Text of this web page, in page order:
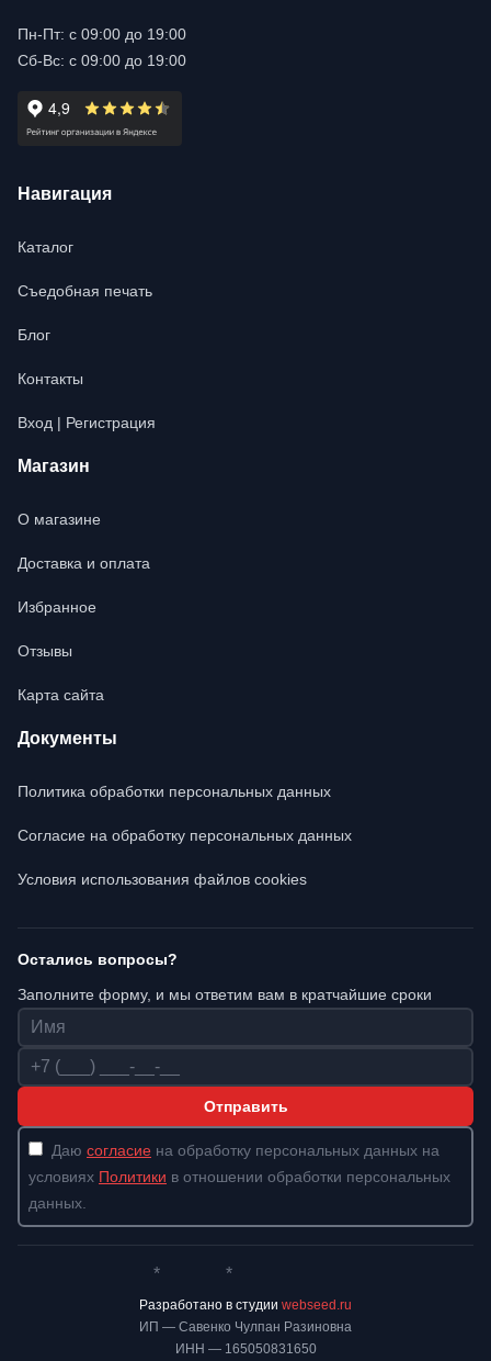
Пн-Пт: с 09:00 до 19:00
Сб-Вс: с 09:00 до 19:00
Навигация
Каталог
Съедобная печать
Блог
Контакты
Вход | Регистрация
Магазин
О магазине
Доставка и оплата
Избранное
Отзывы
Карта сайта
Документы
Политика обработки персональных данных
Согласие на обработку персональных данных
Условия использования файлов cookies
Остались вопросы?
Заполните форму, и мы ответим вам в кратчайшие сроки
Имя
Телефон
Отправить
Даю согласие на обработку персональных данных на
условиях Политики в отношении обработки персональных
данных.
ИП — Савенко Чулпан Разиновна
ИНН — 165050831650
* *
Разработано в студии webseed.ru